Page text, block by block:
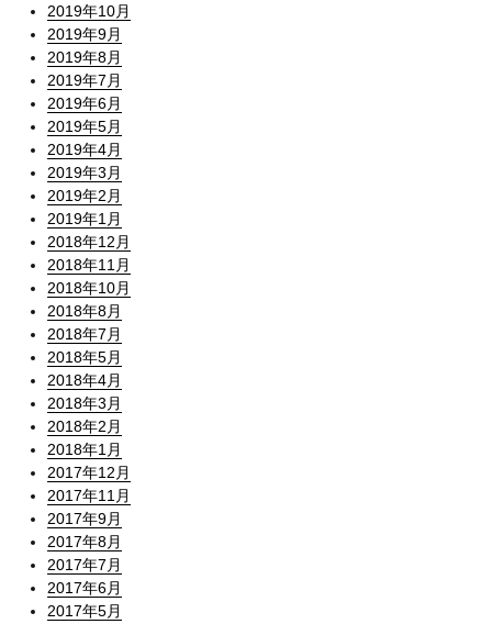
2019年10月
2019年9月
2019年8月
2019年7月
2019年6月
2019年5月
2019年4月
2019年3月
2019年2月
2019年1月
2018年12月
2018年11月
2018年10月
2018年8月
2018年7月
2018年5月
2018年4月
2018年3月
2018年2月
2018年1月
2017年12月
2017年11月
2017年9月
2017年8月
2017年7月
2017年6月
2017年5月